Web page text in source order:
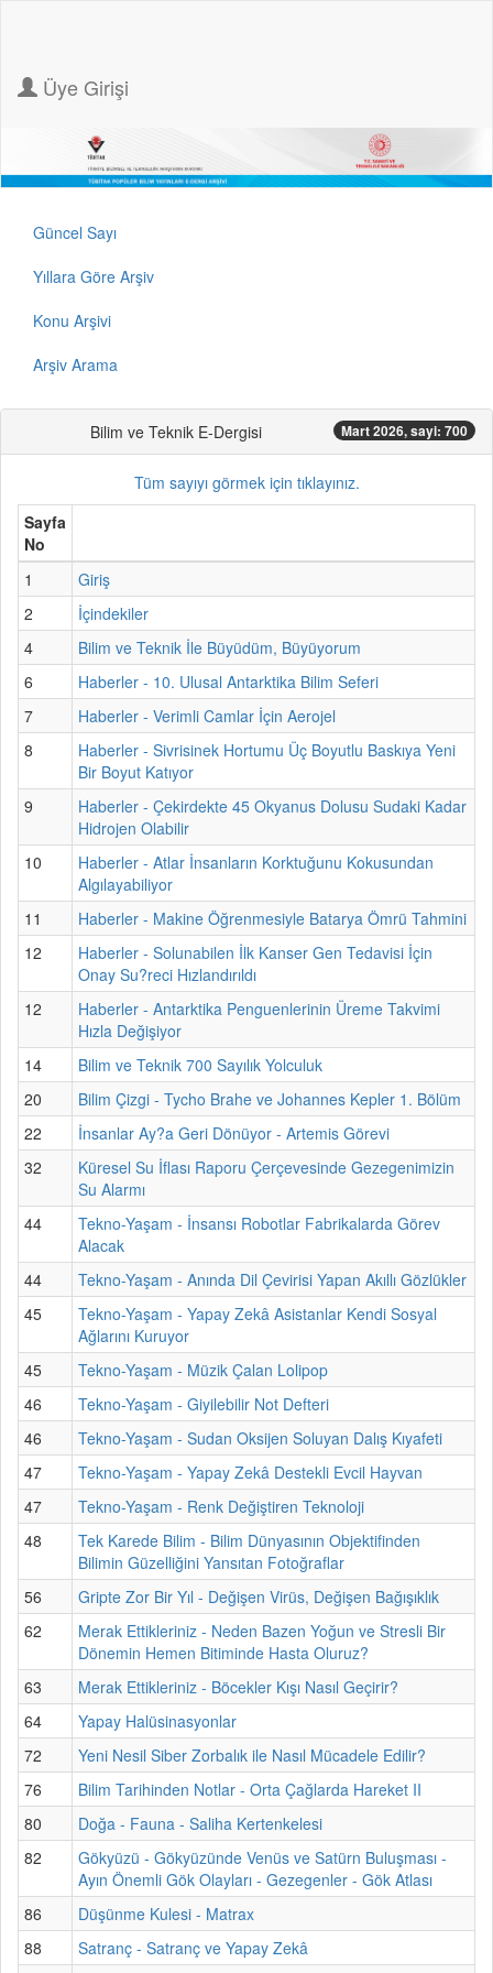
Üye Girişi
Güncel Sayı
Yıllara Göre Arşiv
Konu Arşivi
Arşiv Arama
Bilim ve Teknik E-Dergisi Mart 2026, sayi: 700
Tüm sayıyı görmek için tıklayınız.
Sayfa
No
1
Giriş
2
İçindekiler
4
Bilim ve Teknik İle Büyüdüm, Büyüyorum
6
Haberler - 10. Ulusal Antarktika Bilim Seferi
7
Haberler - Verimli Camlar İçin Aerojel
8
Haberler - Sivrisinek Hortumu Üç Boyutlu Baskıya Yeni
Bir Boyut Katıyor
9
Haberler - Çekirdekte 45 Okyanus Dolusu Sudaki Kadar
Hidrojen Olabilir
10
Haberler - Atlar İnsanların Korktuğunu Kokusundan
Algılayabiliyor
11
Haberler - Makine Öğrenmesiyle Batarya Ömrü Tahmini
12
Haberler - Solunabilen İlk Kanser Gen Tedavisi İçin
Onay Su?reci Hızlandırıldı
12
Haberler - Antarktika Penguenlerinin Üreme Takvimi
Hızla Değişiyor
14
Bilim ve Teknik 700 Sayılık Yolculuk
20
Bilim Çizgi - Tycho Brahe ve Johannes Kepler 1. Bölüm
22
İnsanlar Ay?a Geri Dönüyor - Artemis Görevi
32
Küresel Su İflası Raporu Çerçevesinde Gezegenimizin
Su Alarmı
44
Tekno-Yaşam - İnsansı Robotlar Fabrikalarda Görev
Alacak
44
Tekno-Yaşam - Anında Dil Çevirisi Yapan Akıllı Gözlükler
45
Tekno-Yaşam - Yapay Zekâ Asistanlar Kendi Sosyal
Ağlarını Kuruyor
45
Tekno-Yaşam - Müzik Çalan Lolipop
46
Tekno-Yaşam - Giyilebilir Not Defteri
46
Tekno-Yaşam - Sudan Oksijen Soluyan Dalış Kıyafeti
47
Tekno-Yaşam - Yapay Zekâ Destekli Evcil Hayvan
47
Tekno-Yaşam - Renk Değiştiren Teknoloji
48
Tek Karede Bilim - Bilim Dünyasının Objektifinden
Bilimin Güzelliğini Yansıtan Fotoğraflar
56
Gripte Zor Bir Yıl - Değişen Virüs, Değişen Bağışıklık
62
Merak Ettikleriniz - Neden Bazen Yoğun ve Stresli Bir
Dönemin Hemen Bitiminde Hasta Oluruz?
63
Merak Ettikleriniz - Böcekler Kışı Nasıl Geçirir?
64
Yapay Halüsinasyonlar
72
Yeni Nesil Siber Zorbalık ile Nasıl Mücadele Edilir?
76
Bilim Tarihinden Notlar - Orta Çağlarda Hareket II
80
Doğa - Fauna - Saliha Kertenkelesi
82
Gökyüzü - Gökyüzünde Venüs ve Satürn Buluşması -
Ayın Önemli Gök Olayları - Gezegenler - Gök Atlası
86
Düşünme Kulesi - Matrax
88
Satranç - Satranç ve Yapay Zekâ